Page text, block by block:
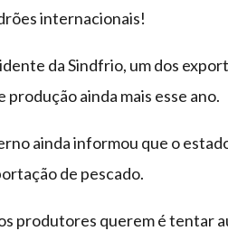
internacionais!
da Sindfrio, um dos
produção ainda mais esse ano.
ainda informou que o
de pescado.
produtores querem é tentar